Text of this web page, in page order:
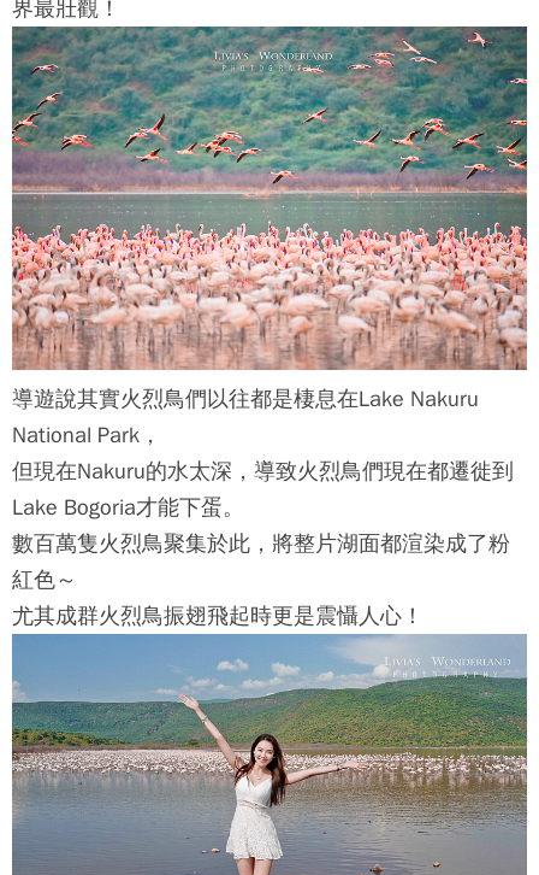
界最壯觀！
導遊說其實火烈鳥們以往都是棲息在Lake Nakuru
National Park，
但現在Nakuru的水太深，導致火烈鳥們現在都遷徙到
Lake Bogoria才能下蛋。
數百萬隻火烈鳥聚集於此，將整片湖面都渲染成了粉
紅色～
尤其成群火烈鳥振翅飛起時更是震懾人心！